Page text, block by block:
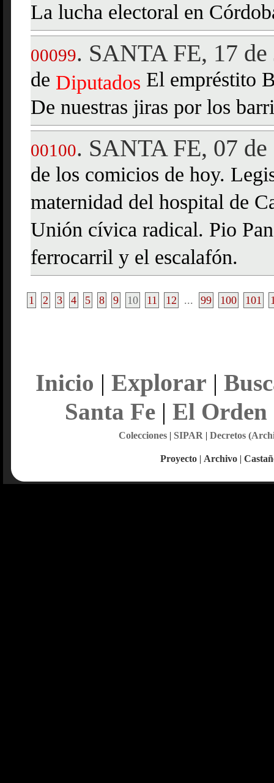
La lucha electoral en
00099. SANTA FE, 17
de Diputados El empréstito
De nuestras jiras por los
00100. SANTA FE, 07 de
de los comicios de hoy.
maternidad del hospital de
Unión cívica radical. Pio
ferrocarril y el escalafón.
1 2 3 4 5 8 9 10 11 12 ... 99 100 101
Inicio | Explorar |
Santa Fe| El Orden
Colecciones| SIPAR | Decretos
Proyecto | Archivo |